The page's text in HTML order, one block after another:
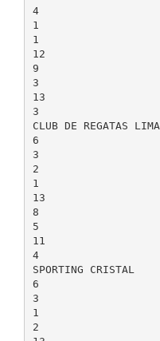
4
1
1
12
9
3
13
3
CLUB DE REGATAS LIMA
6
3
2
1
13
8
5
11
4
SPORTING CRISTAL
6
3
1
2